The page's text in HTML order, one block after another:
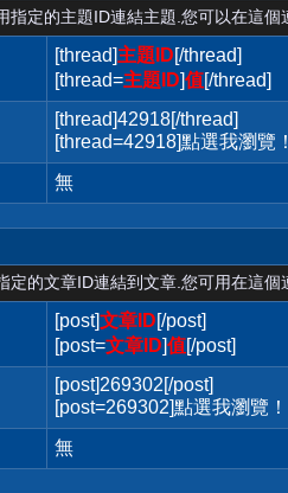
指定的主題ID連結主題.您可以在這個
[thread]主題ID[/thread]
[thread=主題ID]值[/thread]
[thread]42918[/thread]
[thread=42918]點選我瀏覽
無
定的文章ID連結到文章.您可用在這個
[post]文章ID[/post]
[post=文章ID]值[/post]
[post]269302[/post]
[post=269302]點選我瀏覽
無